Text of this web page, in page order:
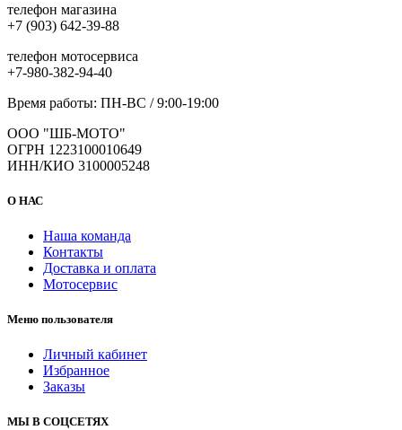
телефон магазина
+7 (903) 642-39-88
телефон мотосервиса
+7-980-382-94-40
Время работы: ПН-ВС / 9:00-19:00
ООО "ШБ-МОТО"
ОГРН 1223100010649
ИНН/КИО 3100005248
О НАС
Наша команда
Контакты
Доставка и оплата
Мотосервис
Меню пользователя
Личный кабинет
Избранное
Заказы
МЫ В СОЦСЕТЯХ